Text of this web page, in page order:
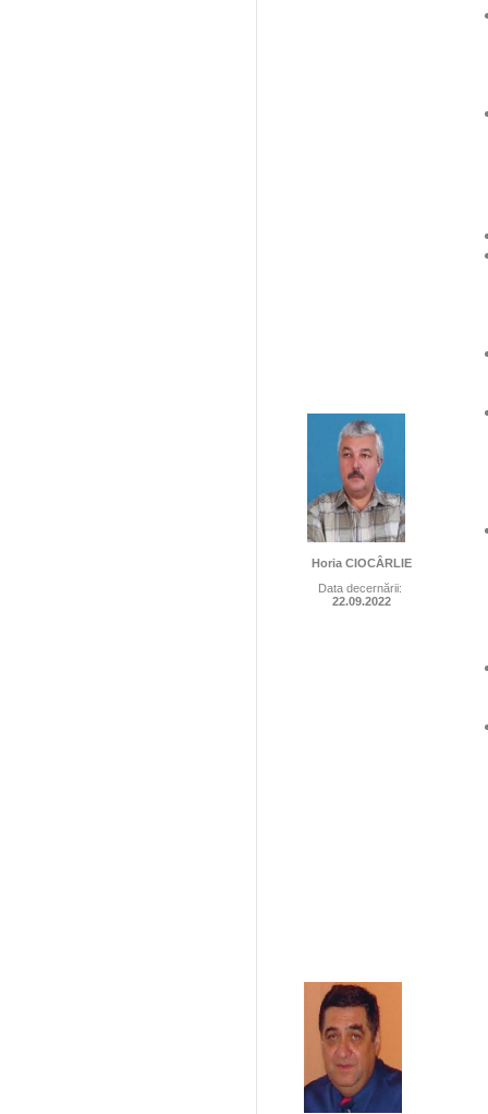
Horia CIOCÂRLIE
Data decernării:
22.09.2022